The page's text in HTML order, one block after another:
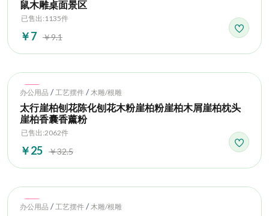
鼠木雕桌面景区
已售出:1135件
￥7 ￥9.1
Hot
办公用品 / 工艺摆件 / 木雕/根雕
太行崖柏刨花陈化刨花木粉崖柏粉崖柏木屑崖柏枕头
崖柏香囊香薰粉
已售出:2062件
￥25 ￥32.5
Hot
办公用品 / 工艺摆件 / 木雕/根雕